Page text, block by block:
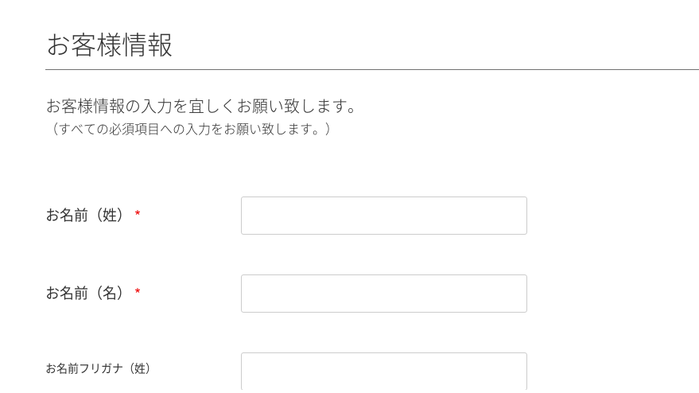
お客様情報
お客様情報の入力を宜しくお願い致します。
（すべての必須項目への入力をお願い致します。）
お名前（姓）
お名前（名）
お名前フリガナ（姓）